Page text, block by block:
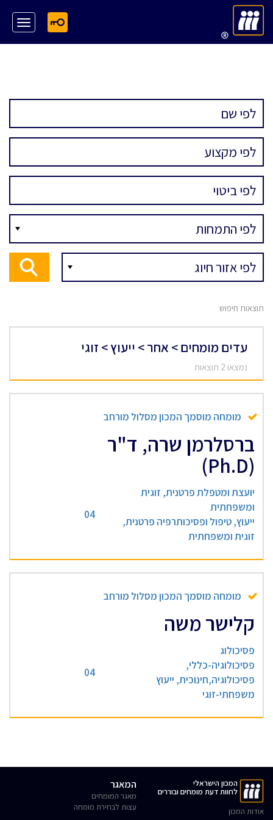
תוצאות חיפוש
עדים מומחים > אחר > ייעוץ > זוגי
נמצאו 2 תוצאות
מומחה מוסמך המכון מסלול מורחב
ברסלרמן שרה, ד"ר
(Ph.D)
יועצת ומטפלת פרטנית, זוגית
ומשפחתית
ייעוץ, טיפול ופסיכותרפיה פרטנית,
זוגית ומשפחתית
04
מומחה מוסמך המכון מסלול מורחב
קלישר משה
פסיכולוג
פסיכולוגיה-כללי,
פסיכולוגיה,חינוכית, ייעוץ
משפחתי-זוגי
04
המכון הישראלי
לחוות דעת מומחים ובוררים
אודות המכון
המאגר
מאגר המומחים
עצות לבחירת מומחה